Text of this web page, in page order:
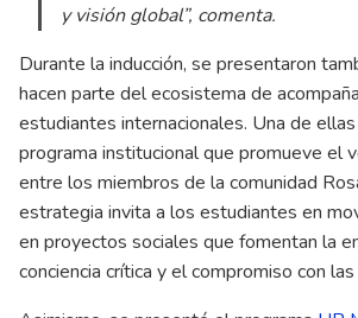
y visión global”, comenta.
Durante la inducción, se presentaron
hacen parte del ecosistema de
estudiantes internacionales. Una de
programa institucional que promueve el
entre los miembros de la comunidad
estrategia invita a los estudiantes en
en proyectos sociales que fomentan la
conciencia crítica y el compromiso con